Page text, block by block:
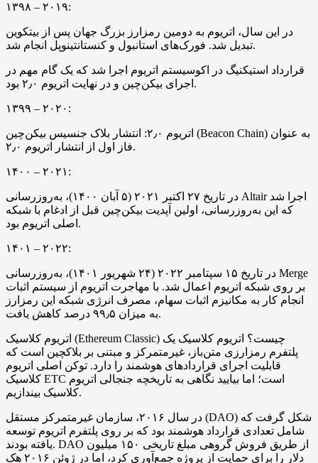
۱۳۹۸ – ۲۰۱۹:
در این سال، اتریوم به دومین رمزارز بزرگ جهان پس از بیتکوین
تبدیل شد. فورک‌های استانبول و کنستانتینوپل انجام شد.
قرارداد استیکنیگ در اکوسیستم اتریوم اجرا شد که یک گام مهم در
اجرای بیکن‌چین و در نهایت اتریوم ۲٫۰ بود.
۱۳۹۹ – ۲۰۲۰:
اتریوم ۲٫۰: انتشار بلاک جنسیس بیکن‌چین (Beacon Chain) به عنوان
فاز اول از انتشار اتریوم ۲٫۰.
۱۴۰۰ – ۲۰۲۱:
در تاریخ ۲۷ اکتبر ۲۰۲۱ (۵ آبان ۱۴۰۰)، به‌روزرسانی Altair اجرا شد
که این به‌روزرسانی، اولین آپدیت بیکن‌چین قبل از ادغام با شبکه
اصلی اتریوم بود.
۱۴۰۱ – ۲۰۲۲:
در تاریخ ۱۵ سپتامبر ۲۰۲۲ (۲۴ شهریور ۱۴۰۱)، به‌روزرسانی Merge
بر روی شبکه اتریوم اعمال شد. با مهاجرت اتریوم از سیستم اثبات
انجام کار به مکانیزم اثبات سهام، مصرف انرژی شبکه این رمزارز
به میزان ۹۹٫۵ درصد کاهش یافت.
اتریوم کلاسیک (Ethereum Classic) چیست؟ اتریوم کلاسیک یک
پلتفرم رمزارزی متن‌باز، غیرمتمرکز و مبتنی بر بلاکچین است که
قابلیت اجرای قراردادهای هوشمند را دارد. توکن اصلی اتریوم
کلاسیک ETC است؛ اما بیایید نگاهی به تاریخچه جنجالی اتریوم
کلاسیک بیندازیم.
در سال ۲۰۱۶، سازمان غیرمتمرکز مستقل (DAO) شکل گرفت که
شامل تعدادی قرارداد هوشمند بود که بر روی پلتفرم اتریوم توسعه
یافته بودند. DAO از طریق فروش گروهی مبلغ تاریخی ۱۵۰ میلیون
دلار را برای حمایت از پروژه جمع‌آوری کرد، اما در ژوئن ۲۰۱۶ هک